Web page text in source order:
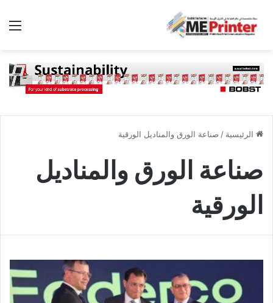
الرئيسية / صناعة الورق والمناديل الورقية
صناعة الورق والمناديل
الورقية